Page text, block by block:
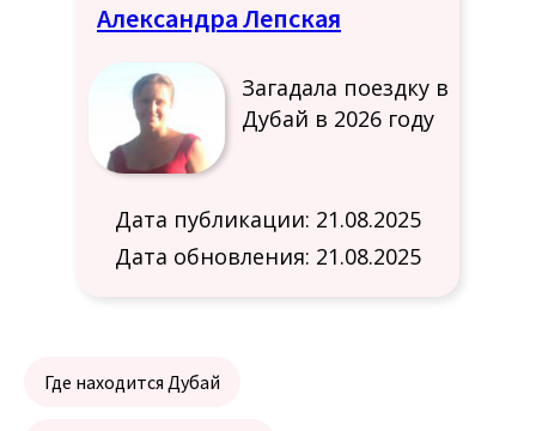
Дата публикации: 21.08.2025
Дата обновления: 21.08.2025
Загадала поездку в
Дубай в 2026 году
Александра Лепская
Где находится Дубай